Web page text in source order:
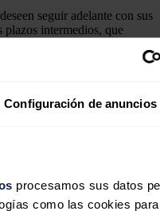
Configuración de anuncios
procesamos sus datos
como las cookies para
seguir adelante con sus
plazos intermedios, que
a los correspondientes
ellas inviables económica o
de proyectos
para evaluar
a las exigencias económicas
renovables y las asociadas
afecta a las líneas de
Gobierno.